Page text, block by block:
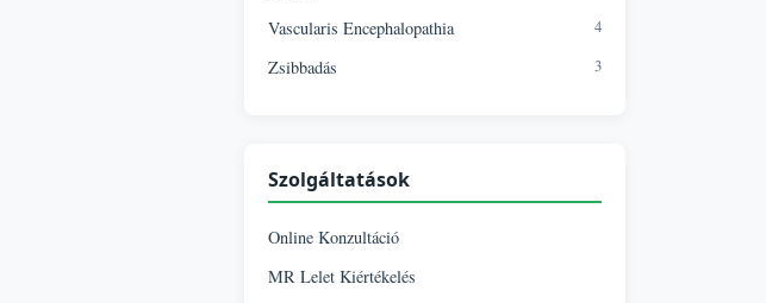
Vascularis Encephalopathia 4
Zsibbadás 3
Szolgáltatások
Online Konzultáció
MR Lelet Kiértékelés